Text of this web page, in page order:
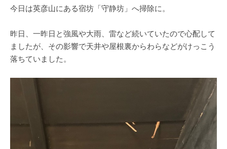
今日は英彦山にある宿坊「守静坊」へ掃除に。
昨日、一昨日と強風や大雨、雷など続いていたので心配して
ましたが、その影響で天井や屋根裏からわらなどがけっこう
落ちていました。